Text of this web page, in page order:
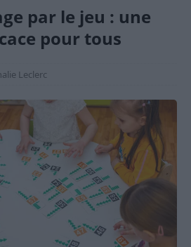
par le jeu : une
pour tous
Leclerc